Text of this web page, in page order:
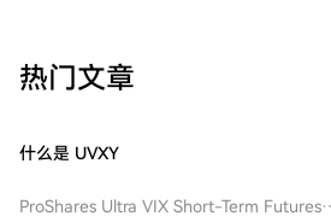
热门文章
什么是 UVXY
ProShares Ultra VIX Short-Term Futures